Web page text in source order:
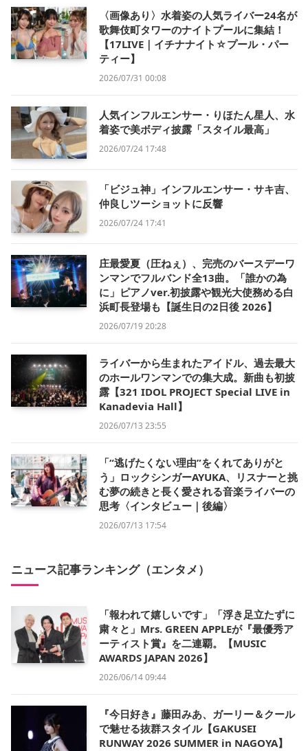
〈画像あり〉水着姿の人気ライバー24名が
歌舞伎町タワーのナイトプールに集結！
【17LIVE｜イチナナイト☆プール・パー
ティー】
2026/07/31 00:08
人気インフルエンサー・りほたん星人、水
着姿で美ボディ披露「スタイル最高」
2026/07/24 17:48
「ビジュ神」インフルエンサー・サキ吉、
仲良しツーショットに反響
2026/07/24 17:41
庄最愛夏（圧ねぇ）、完売のバースデーワ
ンマンでフルバンド全13曲。「誰かの為
に」ピアノver.初披露や観光大使務める白
浜町長登場も【誕生日の2日後 2026】
2026/07/19 20:28
ライバーから生まれたアイドル、過去最大
のホールワンマンでの集大成。新曲も初披
露【321 IDOL PROJECT Special LIVE in
Kanadevia Hall】
2026/07/13 23:55
「“逃げたくない理由”をくれてありがと
う」ロックシンガーAYUKA、リスナーと挑
む夢の続きと長く愛される音楽ライバーの
思考〈インタビュー｜後編〉
2026/07/13 17:54
ニュース記事ランキング（エンタメ）
「報われて嬉しいです」「浮き足立たずに
粛々と」Mrs. GREEN APPLEが『最優秀ア
ーティスト賞』を二連覇。【MUSIC
AWARDS JAPAN 2026】
2026/06/14 09:44
『今日好き』藤田みあ、ガーリー＆クール
で魅せる抜群スタイル【GAKUSEI
RUNWAY 2026 SUMMER in NAGOYA】